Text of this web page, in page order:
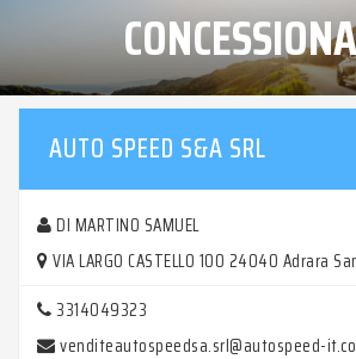
AUTO SPEED S&A SRL
DI MARTINO SAMUEL
VIA LARGO CASTELLO 100 24040 Adrara
3314049323
venditeautospeedsa.srl@autospeed-